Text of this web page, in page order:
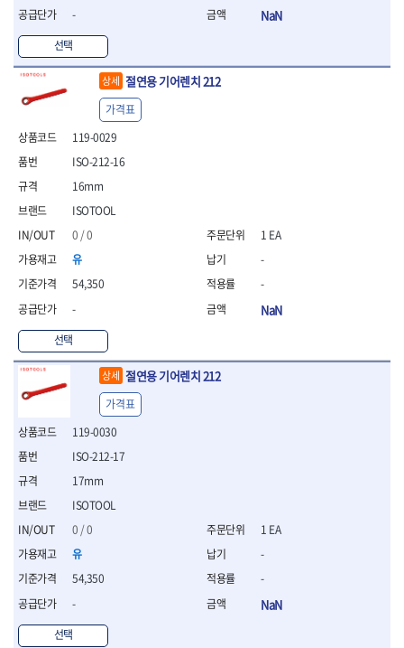
- 뻰치
- 편구스패너
- 플라이어
- 롱노우즈
- 스냅링플라이어
- 그룹조인트플라이어
- 케이블커터
- 바이스플라이어
- 옵셋렌치
- 공구함세트
- 콤비네이션렌치
- 라쳇콤비네이션렌치
- 라쳇옵셋렌치
- 콤비네이션렌치세트
- 플레어너트렌치
- 양구스패너세트
- 옵셋렌치세트
- 라쳇콤비네이션렌치세
- 라쳇콤비네이션세트
- 라쳇렌치
- 함마렌치
- 미니라쳇세트
- 기타
- 라쳇 드라이버
- 스피드렌치
-
선택
NaN
상세 절연용 기어렌치 212
119-0029
ISOTOOL
0 / 0
유
54,350
-
선택
ISO-212-16
16mm
가격표
1 EA
-
-
NaN
상세 절연용 기어렌치 212
119-0030
ISOTOOL
0 / 0
유
54,350
-
선택
ISO-212-17
17mm
가격표
1 EA
-
-
NaN